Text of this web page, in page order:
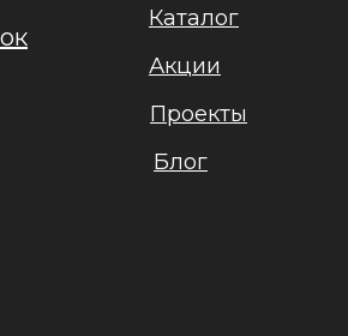
Каталог
Акции
Проекты
Блог